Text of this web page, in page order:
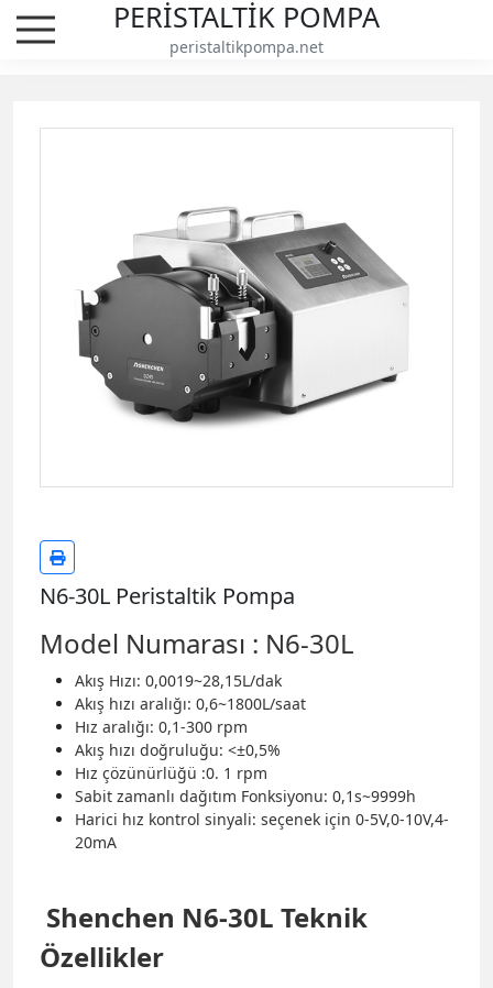
PERİSTALTİK POMPA
peristaltikpompa.net
N6-30L Peristaltik Pompa
Model Numarası : N6-30L
Akış Hızı: 0,0019~28,15L/dak
Akış hızı aralığı: 0,6~1800L/saat
Hız aralığı: 0,1-300 rpm
Akış hızı doğruluğu: <±0,5%
Hız çözünürlüğü :0. 1 rpm
Sabit zamanlı dağıtım Fonksiyonu: 0,1s~9999h
Harici hız kontrol sinyali: seçenek için 0-5V,0-10V,4-
20mA
Shenchen N6-30L Teknik
Özellikler